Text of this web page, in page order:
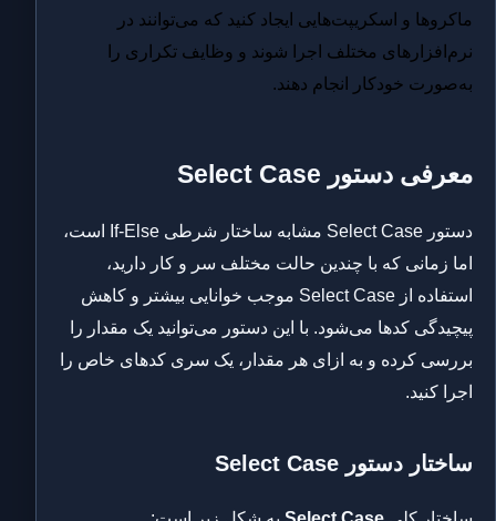
ماکروها و اسکریپت‌هایی ایجاد کنید که می‌توانند در
نرم‌افزارهای مختلف اجرا شوند و وظایف تکراری را
به‌صورت خودکار انجام دهند.
معرفی دستور Select Case
دستور Select Case مشابه ساختار شرطی If-Else است،
اما زمانی که با چندین حالت مختلف سر و کار دارید،
استفاده از Select Case موجب خوانایی بیشتر و کاهش
پیچیدگی کدها می‌شود. با این دستور می‌توانید یک مقدار را
بررسی کرده و به ازای هر مقدار، یک سری کدهای خاص را
اجرا کنید.
ساختار دستور Select Case